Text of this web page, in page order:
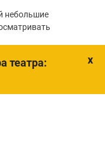
небольшие
x
театра: